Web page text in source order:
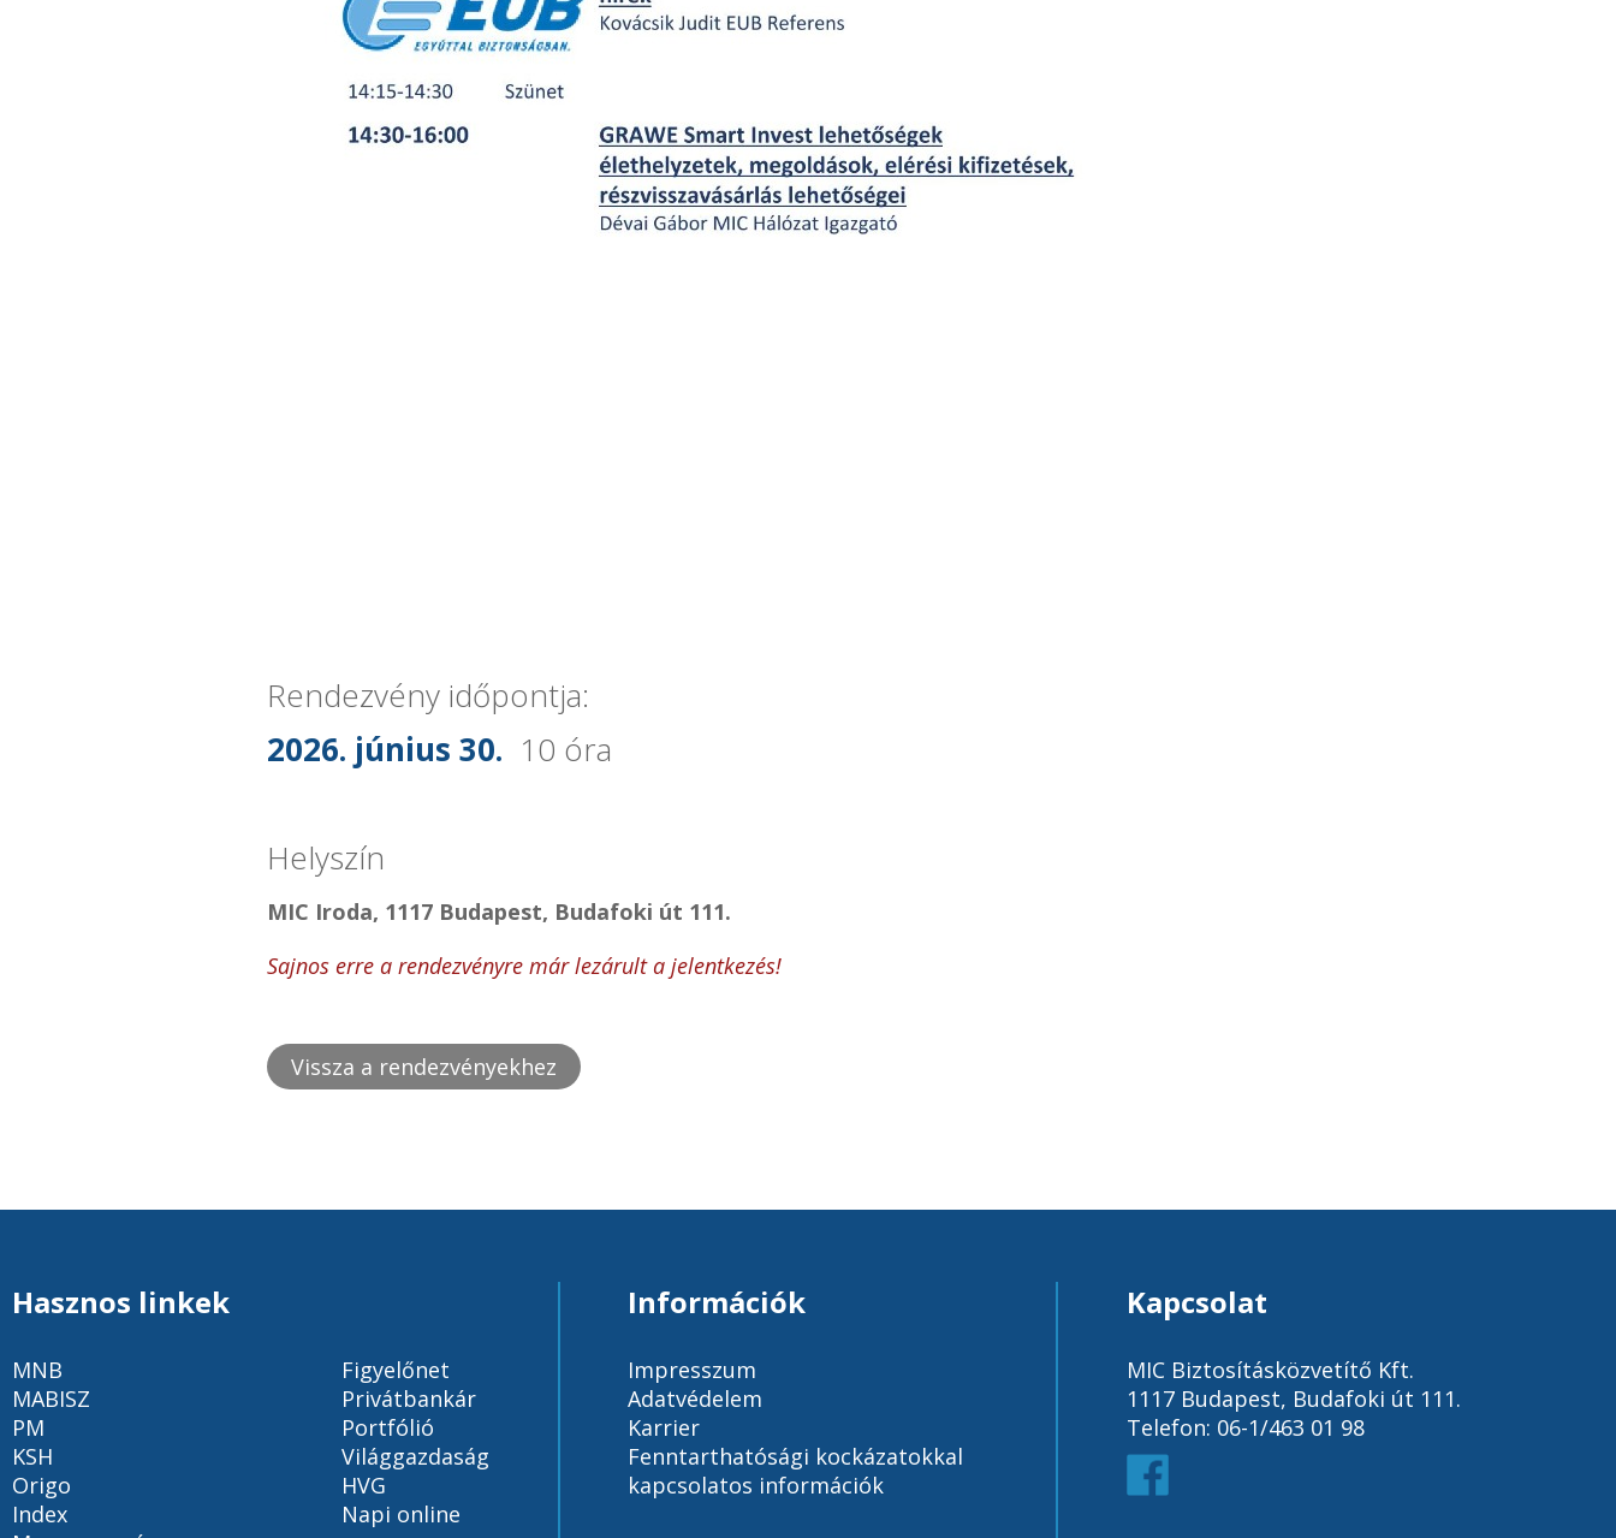
Rendezvény időpontja:
2026. június 30. 10 óra
Helyszín
MIC Iroda, 1117 Budapest, Budafoki út 111.
Sajnos erre a rendezvényre már lezárult a jelentkezés!
Vissza a rendezvényekhez
Hasznos linkek
MNB
MABISZ
PM
KSH
Origo
Index
Figyelőnet
Privátbankár
Portfólió
Világgazdaság
HVG
Napi online
Információk
Impresszum
Adatvédelem
Karrier
Fenntarthatósági kockázatokkal
kapcsolatos információk
Kapcsolat
MIC Biztosításközvetítő Kft.
1117 Budapest, Budafoki út 111.
Telefon: 06-1/463 01 98